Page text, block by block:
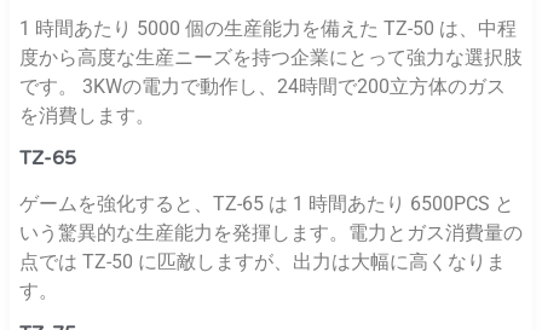
1 時間あたり 5000 個の生産能力を備えた TZ-50 は、中程
度から高度な生産ニーズを持つ企業にとって強力な選択肢
です。 3KWの電力で動作し、24時間で200立方体のガス
を消費します。
TZ-65
ゲームを強化すると、TZ-65 は 1 時間あたり 6500PCS と
いう驚異的な生産能力を発揮します。電力とガス消費量の
点では TZ-50 に匹敵しますが、出力は大幅に高くなりま
す。